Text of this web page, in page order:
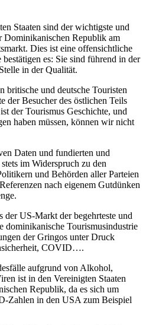
Staaten sind der wichtigste und
Dominikanischen Republik am
Dies ist eine offensichtliche
bestätigen es: Sie sind führend in der
in der Qualität.
britische und deutsche Touristen
der Besucher des östlichen Teils
der Tourismus Geschichte, und
haben müssen, können wir nicht
Daten und fundierten und
im Widerspruch zu den
und Behörden aller Parteien
nach eigenem Gutdünken
der US-Markt der begehrteste und
dominikanische Tourismusindustrie
der Gringos unter Druck
COVID….
aufgrund von Alkohol,
ist in den Vereinigten Staaten
Republik, da es sich um
Zahlen in den USA zum Beispiel